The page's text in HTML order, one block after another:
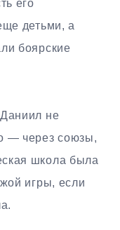
его
детьми, а
боярские
не
— через союзы,
школа была
игры, если